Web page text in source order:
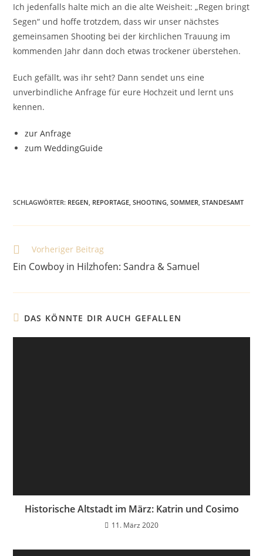
Ich jedenfalls halte mich an die alte Weisheit: „Regen bringt
Segen“ und hoffe trotzdem, dass wir unser nächstes
gemeinsamen Shooting bei der kirchlichen Trauung im
kommenden Jahr dann doch etwas trockener überstehen.
Euch gefällt, was ihr seht? Dann sendet uns eine
unverbindliche Anfrage für eure Hochzeit und lernt uns
kennen.
zur Anfrage
zum WeddingGuide
SCHLAGWÖRTER: REGEN REPORTAGE SHOOTING SOMMER STANDESAMT
Vorheriger Beitrag
Ein Cowboy in Hilzhofen: Sandra & Samuel
DAS KÖNNTE DIR AUCH GEFALLEN
Historische Altstadt im März: Katrin und Cosimo
11. März 2020